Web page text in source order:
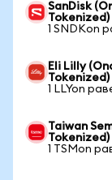
SanDisk
Tokenized)
1 SNDKon
Eli Lilly
Tokenized)
1 LLYon
Taiwan
1 TSMon